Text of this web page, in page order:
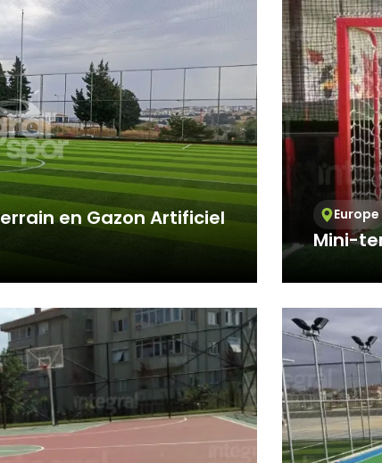
en Gazon Artificiel
à faire la différence dans
Europe
Mini-
Integral